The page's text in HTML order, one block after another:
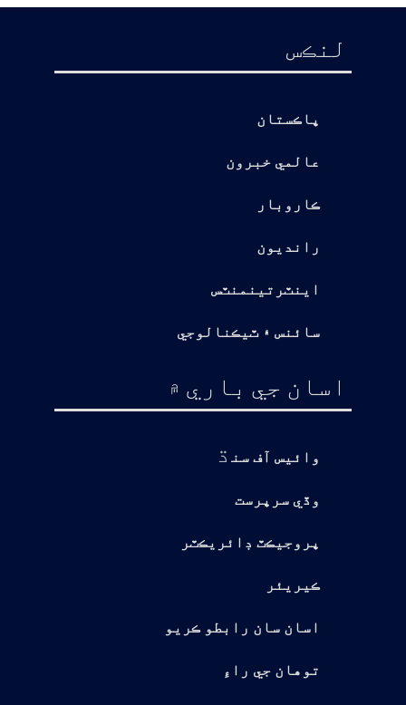
لنڪس
پاڪستان
عالمي خبرون
ڪاروبار
رانديون
اينٽرتينمنٽس
سائنس ۽ ٽيڪنالوجي
اسان جي باري ۾
وائيس آف سن ڌ
وڏي سرپرست
پروجيڪٽ ڊائريڪٽر
ڪيريئر
اسان سان رابطو ڪريو
توهان جي راءِ